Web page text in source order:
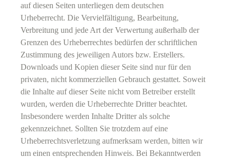
auf diesen Seiten unterliegen dem deutschen
Urheberrecht. Die Vervielfältigung, Bearbeitung,
Verbreitung und jede Art der Verwertung außerhalb der
Grenzen des Urheberrechtes bedürfen der schriftlichen
Zustimmung des jeweiligen Autors bzw. Erstellers.
Downloads und Kopien dieser Seite sind nur für den
privaten, nicht kommerziellen Gebrauch gestattet. Soweit
die Inhalte auf dieser Seite nicht vom Betreiber erstellt
wurden, werden die Urheberrechte Dritter beachtet.
Insbesondere werden Inhalte Dritter als solche
gekennzeichnet. Sollten Sie trotzdem auf eine
Urheberrechtsverletzung aufmerksam werden, bitten wir
um einen entsprechenden Hinweis. Bei Bekanntwerden